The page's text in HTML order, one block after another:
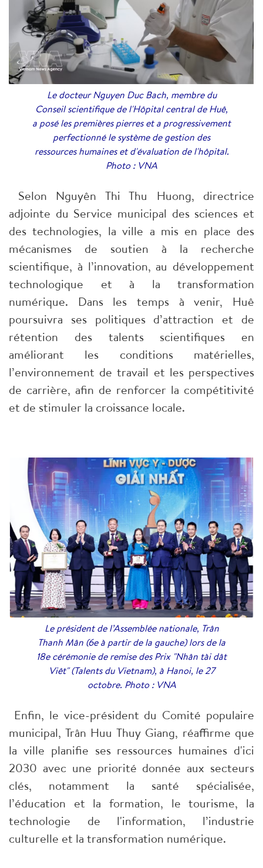
Le docteur Nguyen Duc Bach, membre du
Conseil scientifique de l'Hôpital central de Huê,
a posé les premières pierres et a progressivement
perfectionné le système de gestion des
ressources humaines et d'évaluation de l'hôpital.
Photo : VNA
​Selon Nguyên Thi Thu Huong, directrice
adjointe du Service municipal des sciences et
des technologies, la ville a mis en place des
mécanismes de soutien à la recherche
scientifique, à l’innovation, au développement
technologique et à la transformation
numérique. Dans les temps à venir, Huê
poursuivra ses politiques d’attraction et de
rétention des talents scientifiques en
améliorant les conditions matérielles,
l’environnement de travail et les perspectives
de carrière, afin de renforcer la compétitivité
et de stimuler la croissance locale.
Le président de l’Assemblée nationale, Trân
Thanh Mân (6e à partir de la gauche) lors de la
18e cérémonie de remise des Prix "Nhân tài dât
Viêt" (Talents du Vietnam), à Hanoi, le 27
octobre. Photo : VNA
Enfin, le vice-président du Comité populaire
municipal, Trân Huu Thuy Giang, réaffirme que
la ville planifie ses ressources humaines d'ici
2030 avec une priorité donnée aux secteurs
clés, notamment la santé spécialisée,
l’éducation et la formation, le tourisme, la
technologie de l'information, l’industrie
culturelle et la transformation numérique.